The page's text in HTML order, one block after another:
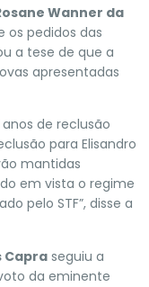
Wanner da
pedidos das
a tese de que a
apresentadas
de reclusão
para Elisandro
mantidas
em vista o regime
pelo STF”, disse a
Capra seguiu a
da eminente